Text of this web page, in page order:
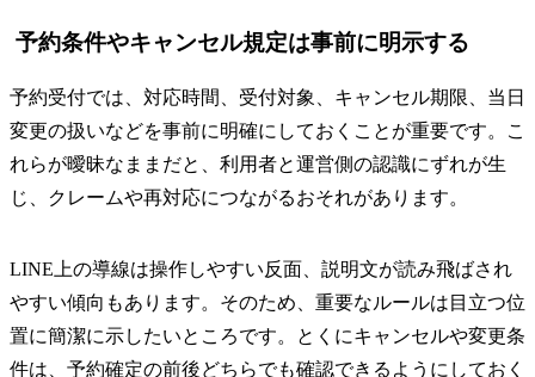
予約条件やキャンセル規定は事前に明示する
予約受付では、対応時間、受付対象、キャンセル期限、当日
変更の扱いなどを事前に明確にしておくことが重要です。こ
れらが曖昧なままだと、利用者と運営側の認識にずれが生
じ、クレームや再対応につながるおそれがあります。
LINE上の導線は操作しやすい反面、説明文が読み飛ばされ
やすい傾向もあります。そのため、重要なルールは目立つ位
置に簡潔に示したいところです。とくにキャンセルや変更条
件は、予約確定の前後どちらでも確認できるようにしておく